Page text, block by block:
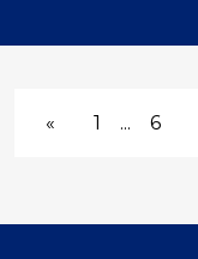
« 1 ... 6